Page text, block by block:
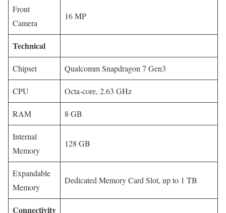
Front
Camera
16 MP
Technical
Chipset Qualcomm Snapdragon 7 Gen3
CPU Octa-core, 2.63 GHz
RAM 8 GB
Internal
Memory
128 GB
Expandable
Memory
Dedicated Memory Card Slot, up to 1 TB
Connectivity